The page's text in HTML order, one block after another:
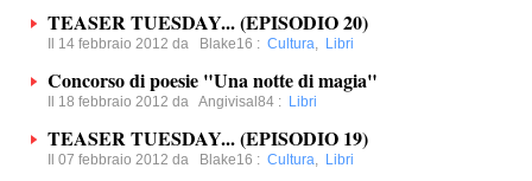
TEASER TUESDAY... (EPISODIO 20)
Il 14 febbraio 2012 da Blake16 : Cultura, Libri
Concorso di poesie "Una notte di magia"
Il 18 febbraio 2012 da Angivisal84 : Libri
TEASER TUESDAY... (EPISODIO 19)
Il 07 febbraio 2012 da Blake16 : Cultura, Libri